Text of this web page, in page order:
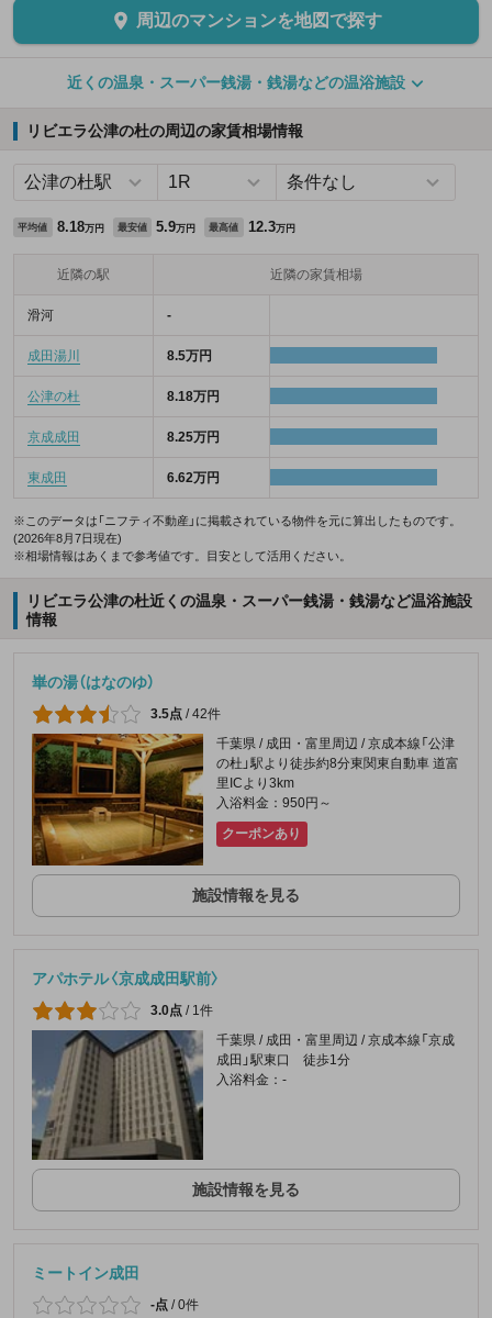
周辺のマンションを地図で探す
近くの温泉・スーパー銭湯・銭湯などの温浴施設
リビエラ公津の杜の周辺の家賃相場情報
平均値 8.18万円 最安値 5.9万円 最高値 12.3万円
近隣の駅 近隣の家賃相場
滑河 -
成田湯川 8.5万円
公津の杜 8.18万円
京成成田 8.25万円
東成田 6.62万円
※このデータは「ニフティ不動産」に掲載されている物件を元に算出したものです。
(2026年8月7日現在)
※相場情報はあくまで参考値です。目安として活用ください。
リビエラ公津の杜近くの温泉・スーパー銭湯・銭湯など温浴施設
情報
崋の湯（はなのゆ）
3.5点 /42件
千葉県 / 成田・富里周辺 / 京成本線「公津
の杜」駅より徒歩約8分東関東自動車 道富
里ICより3km
入浴料金：950円～
クーポンあり
施設情報を見る
アパホテル〈京成成田駅前〉
3.0点 / 1件
千葉県 / 成田・富里周辺 / 京成本線「京成
成田」駅東口 徒歩1分
入浴料金：-
施設情報を見る
ミートイン成田
-点 /0件